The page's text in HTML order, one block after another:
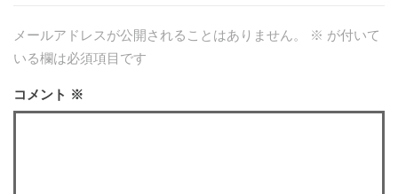
メールアドレスが公開されることはありません。 ※ が付いて
いる欄は必須項目です
コメント ※